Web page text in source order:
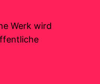
Werk wird